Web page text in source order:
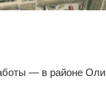
— в районе